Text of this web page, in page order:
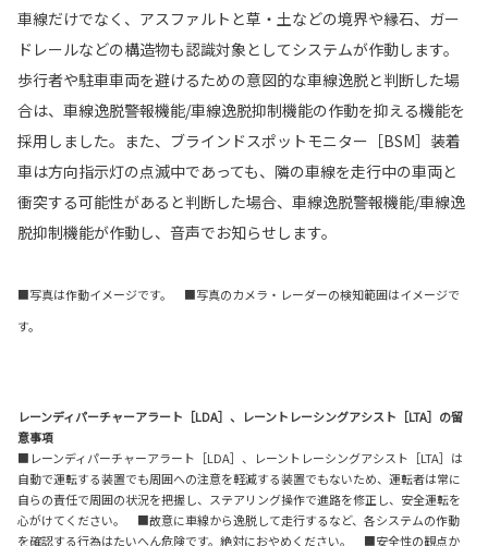
車線だけでなく、アスファルトと草・土などの境界や縁石、ガー
ドレールなどの構造物も認識対象としてシステムが作動します。
歩行者や駐車車両を避けるための意図的な車線逸脱と判断した場
合は、車線逸脱警報機能/車線逸脱抑制機能の作動を抑える機能を
採用しました。また、ブラインドスポットモニター［BSM］装着
車は方向指示灯の点滅中であっても、隣の車線を走行中の車両と
衝突する可能性があると判断した場合、車線逸脱警報機能/車線逸
脱抑制機能が作動し、音声でお知らせします。
■写真は作動イメージです。 ■写真のカメラ・レーダーの検知範囲はイメージで
す。
レーンディパーチャーアラート［LDA］、レーントレーシングアシスト［LTA］の留
意事項
■レーンディパーチャーアラート［LDA］、レーントレーシングアシスト［LTA］は
自動で運転する装置でも周囲への注意を軽減する装置でもないため、運転者は常に
自らの責任で周囲の状況を把握し、ステアリング操作で進路を修正し、安全運転を
心がけてください。 ■故意に車線から逸脱して走行するなど、各システムの作動
を確認する行為はたいへん危険です。絶対におやめください。 ■安全性の観点か